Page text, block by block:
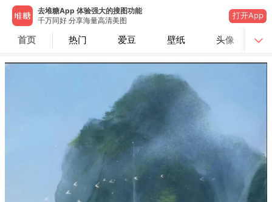
去堆糖App 体验强大的搜图功能
千万同好 分享海量高清美图
打开App
首页 热门 爱豆 壁纸 头像